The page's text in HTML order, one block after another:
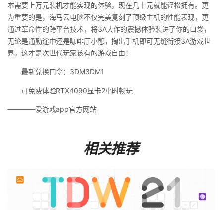
本需要上万元装机才能实现的体验，现在几十元就能轻松拥有。更
为重要的是，海马云电脑不仅完美复刻了顶级主机的性能表现，更
通过革命性的跨平台技术，将3A大作的震撼体验装进了你的口袋，
无论是通勤途中还是咖啡厅小憩，掏出手机即可无缝衔接3A游戏世
界。这才是次世代玩家该有的游戏自由！
最新兑换口令：3DM3DM1
可免费体验RTX4090显卡2小时畅玩
————爱游戏app官方网站
相关推荐